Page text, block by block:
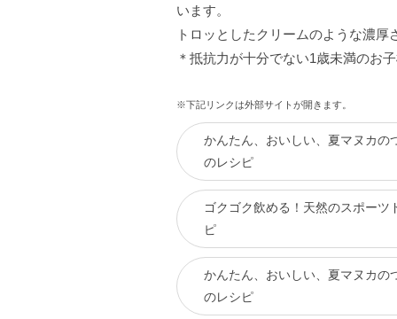
います。
トロッとしたクリームのような濃厚
＊抵抗力が十分でない1歳未満のお
※下記リンクは外部サイトが開きます。
かんたん、おいしい、夏マヌカ
のレシピ
ゴクゴク飲める！天然のスポー
ピ
かんたん、おいしい、夏マヌカの
のレシピ